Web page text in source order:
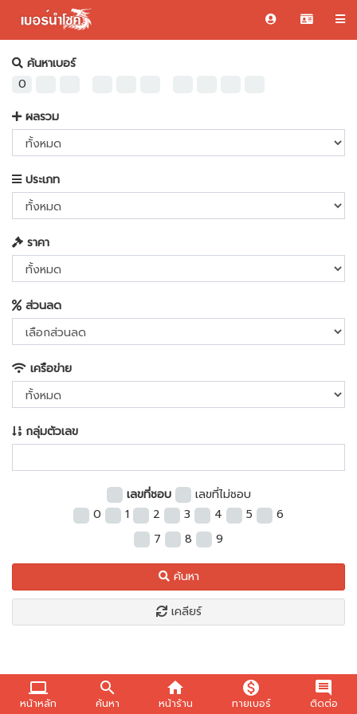
computer
หน้าหลัก
search
ค้นหา
home
หน้าร้าน
monetization_on
ทายเบอร์
comment
ติดต่อ
ค้นหาเบอร์
ผลรวม
ประเภท
ราคา
ส่วนลด
เครือข่าย
กลุ่มตัวเลข
เลขที่ชอบ
เลขที่ไม่ชอบ
0
1 2 3 4 5
6
7
8 9
ค้นหา
เคลียร์